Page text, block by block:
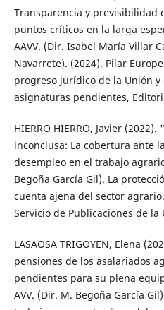
Transparencia y previsibilidad
puntos críticos en la larga
AAVV. (Dir. Isabel María Villar
Navarrete). (2024). Pilar
progreso jurídico de la Unión y
asignaturas pendientes,
HIERRO HIERRO, Javier
inconclusa: La cobertura ante
desempleo en el trabajo
Begoña García Gil). La
cuenta ajena del sector
Servicio de Publicaciones de la
LASAOSA TRIGOYEN, Elena
pensiones de los asalariados
pendientes para su plena
AVV. (Dir. M. Begoña García